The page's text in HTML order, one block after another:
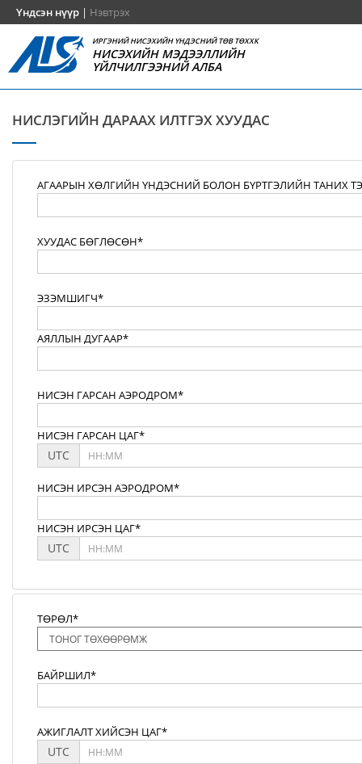
Үндсэн нүүр | Нэвтрэх
ИРГЭНИЙ НИСЭХИЙН ҮНДЭСНИЙ ТӨВ ТӨХХК
НИСЭХИЙН МЭДЭЭЛЛИЙН
ҮЙЛЧИЛГЭЭНИЙ АЛБА
НИСЛЭГИЙН ДАРААХ ИЛТГЭХ ХУУДАС
АГААРЫН ХӨЛГИЙН ҮНДЭСНИЙ БОЛОН БҮРТГЭЛИЙН ТАНИХ
ХУУДАС БӨГЛӨСӨН*
ЭЗЭМШИГЧ*
АЯЛЛЫН ДУГААР*
НИСЭН ГАРСАН АЭРОДРОМ*
НИСЭН ГАРСАН ЦАГ*
UTC
НИСЭН ИРСЭН АЭРОДРОМ*
НИСЭН ИРСЭН ЦАГ*
UTC
ТӨРӨЛ*
БАЙРШИЛ*
АЖИГЛАЛТ ХИЙСЭН ЦАГ*
UTC